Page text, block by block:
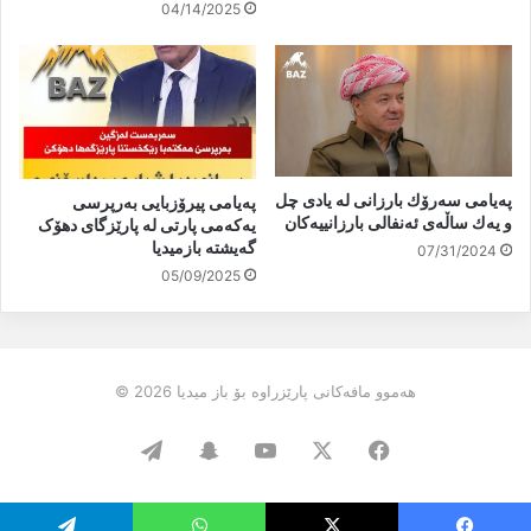
04/14/2025
پەیامی سەرۆك بارزانی لە یادی چل
و یەك ساڵەی ئەنفالی بارزانییەكان
07/31/2024
پەیامی پیرۆزبایی بەرپرسی
یەکەمی پارتی لە پارێزگای دهۆک
گەیشتە بازمیدیا
05/09/2025
هەموو مافەکانی پارێزراوە بۆ باز میدیا 2026 ©
Facebook
YouTube
Snapchat
Telegram